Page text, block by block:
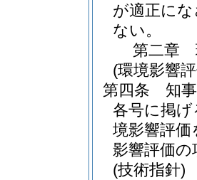
が適正に
ない。
第二章
(環境影響
第四条
知
各号に掲
境影響評
影響評価
(技術指針)